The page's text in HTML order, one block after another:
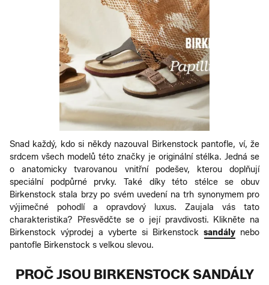
Snad každý, kdo si někdy nazouval Birkenstock pantofle, ví, že
srdcem všech modelů této značky je originální stélka. Jedná se
o anatomicky tvarovanou vnitřní podešev, kterou doplňují
speciální podpůrné prvky. Také díky této stélce se obuv
Birkenstock stala brzy po svém uvedení na trh synonymem pro
výjimečné pohodlí a opravdový luxus. Zaujala vás tato
charakteristika? Přesvědčte se o její pravdivosti. Klikněte na
Birkenstock výprodej a vyberte si Birkenstock sandály nebo
pantofle Birkenstock s velkou slevou.
PROČ JSOU BIRKENSTOCK SANDÁLY